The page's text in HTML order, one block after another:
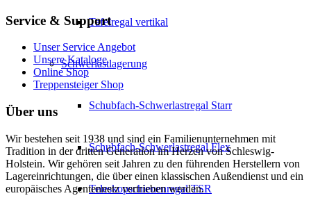
Tafelregal vertikal
Schwerlastlagerung
Schubfach-Schwerlastregal Starr
Schubfach-Schwerlastregal Flex
Teleskopschienenregal TSR
Service & Support
Unser Service Angebot
Unsere Kataloge
Online Shop
Treppensteiger Shop
Über uns
Wir bestehen seit 1938 und sind ein Familienunternehmen mit
Tradition in der dritten Generation im Herzen von Schleswig-
Holstein. Wir gehören seit Jahren zu den führenden Herstellern von
Lagereinrichtungen, die über einen klassischen Außendienst und ein
europäisches Agentennetz vertrieben werden.